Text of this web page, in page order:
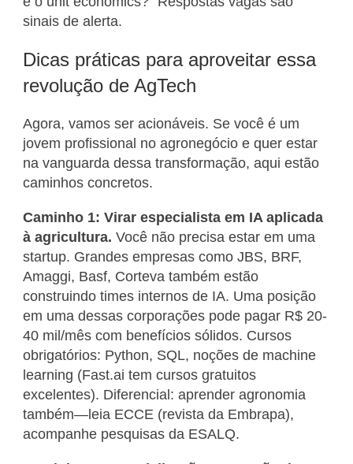
sinais de alerta.
Dicas práticas para aproveitar essa
revolução de AgTech
Agora, vamos ser acionáveis. Se você é um
jovem profissional no agronegócio e quer estar
na vanguarda dessa transformação, aqui estão
caminhos concretos.
Caminho 1: Virar especialista em IA aplicada
à agricultura. Você não precisa estar em uma
startup. Grandes empresas como JBS, BRF,
Amaggi, Basf, Corteva também estão
construindo times internos de IA. Uma posição
em uma dessas corporações pode pagar R$ 20-
40 mil/mês com benefícios sólidos. Cursos
obrigatórios: Python, SQL, noções de machine
learning (Fast.ai tem cursos gratuitos
excelentes). Diferencial: aprender agronomia
também—leia ECCE (revista da Embrapa),
acompanhe pesquisas da ESALQ.